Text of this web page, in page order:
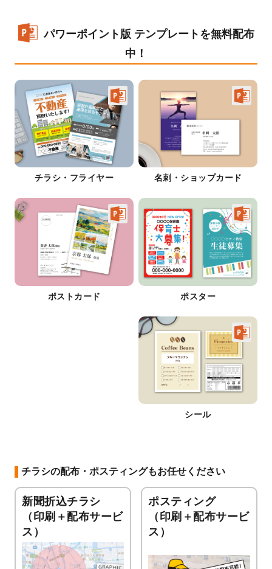
パワーポイント版 テンプレートを無料配布
中！
チラシ・フライヤー 名刺・ショップカード
ポストカード ポスター
シール
チラシの配布・ポスティングもお任せください
新聞折込チラシ
（印刷＋配布サービ
ス）
ポスティング
（印刷＋配布サービ
ス）